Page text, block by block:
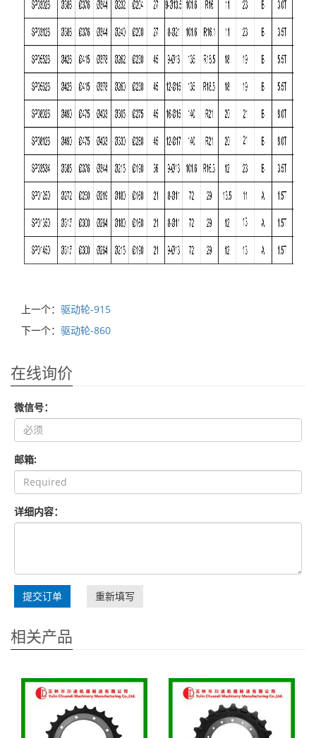
上一个： 驱动轮-915
下一个： 驱动轮-860
在线询价
微信号：
邮箱:
详细内容：
提交订单 重新填写
相关产品